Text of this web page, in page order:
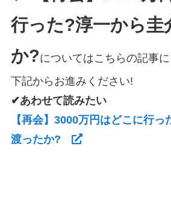
行った?淳一から圭
か?についてはこちらの記事
下記からお進みください!
✔あわせて読みたい
【再会】3000万円はどこに行
渡ったか?